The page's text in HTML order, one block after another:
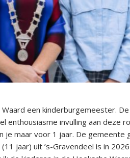
een kinderburgemeester.
invulling aan deze
maar voor 1 jaar. De gemeente
jaar) uit ’s-Gravendeel is in